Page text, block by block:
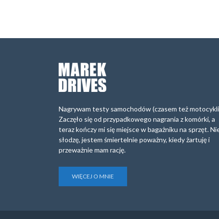
Nagrywam testy samochodów (czasem też
Zaczęło się od przypadkowego nagrania z komórki, a
teraz kończy mi się miejsce w bagażniku na sprzęt.
słodzę, jestem śmiertelnie poważny, kiedy żartuję i
przeważnie mam rację.
WIĘCEJ O MNIE